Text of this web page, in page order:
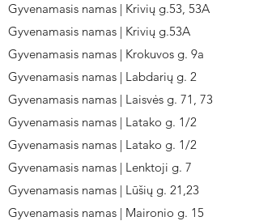
Gyvenamasis namas | Krivių g.53, 53A
Gyvenamasis namas | Krivių g.53A
Gyvenamasis namas | Krokuvos g. 9a
Gyvenamasis namas | Labdarių g. 2
Gyvenamasis namas | Laisvės g. 71, 73
Gyvenamasis namas | Latako g. 1/2
Gyvenamasis namas | Latako g. 1/2
Gyvenamasis namas | Lenktoji g. 7
Gyvenamasis namas | Lūšių g. 21,23
Gyvenamasis namas | Maironio g. 15